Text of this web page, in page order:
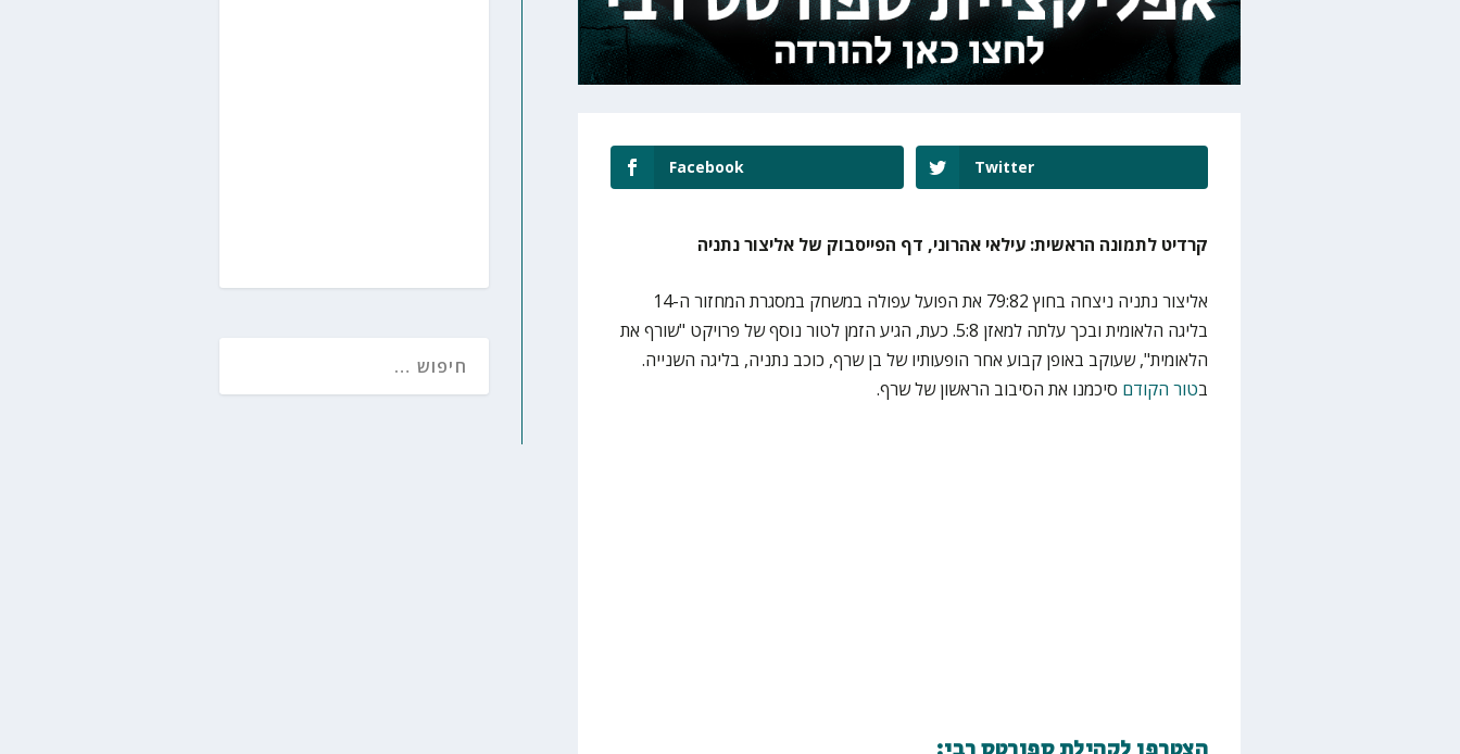
Facebook Twitter
קרדיט לתמונה הראשית: עילאי אהרוני, דף הפייסבוק של אליצור נתניה
אליצור נתניה ניצחה בחוץ 79:82 את הפועל עפולה במשחק במסגרת המחזור ה-14
בליגה הלאומית ובכך עלתה למאזן 5:8. כעת, הגיע הזמן לטור נוסף של פרויקט "שורף את
הלאומית", שעוקב באופן קבוע אחר הופעותיו של בן שרף, כוכב נתניה, בליגה השנייה.
בטור הקודם סיכמנו את הסיבוב הראשון של שרף.